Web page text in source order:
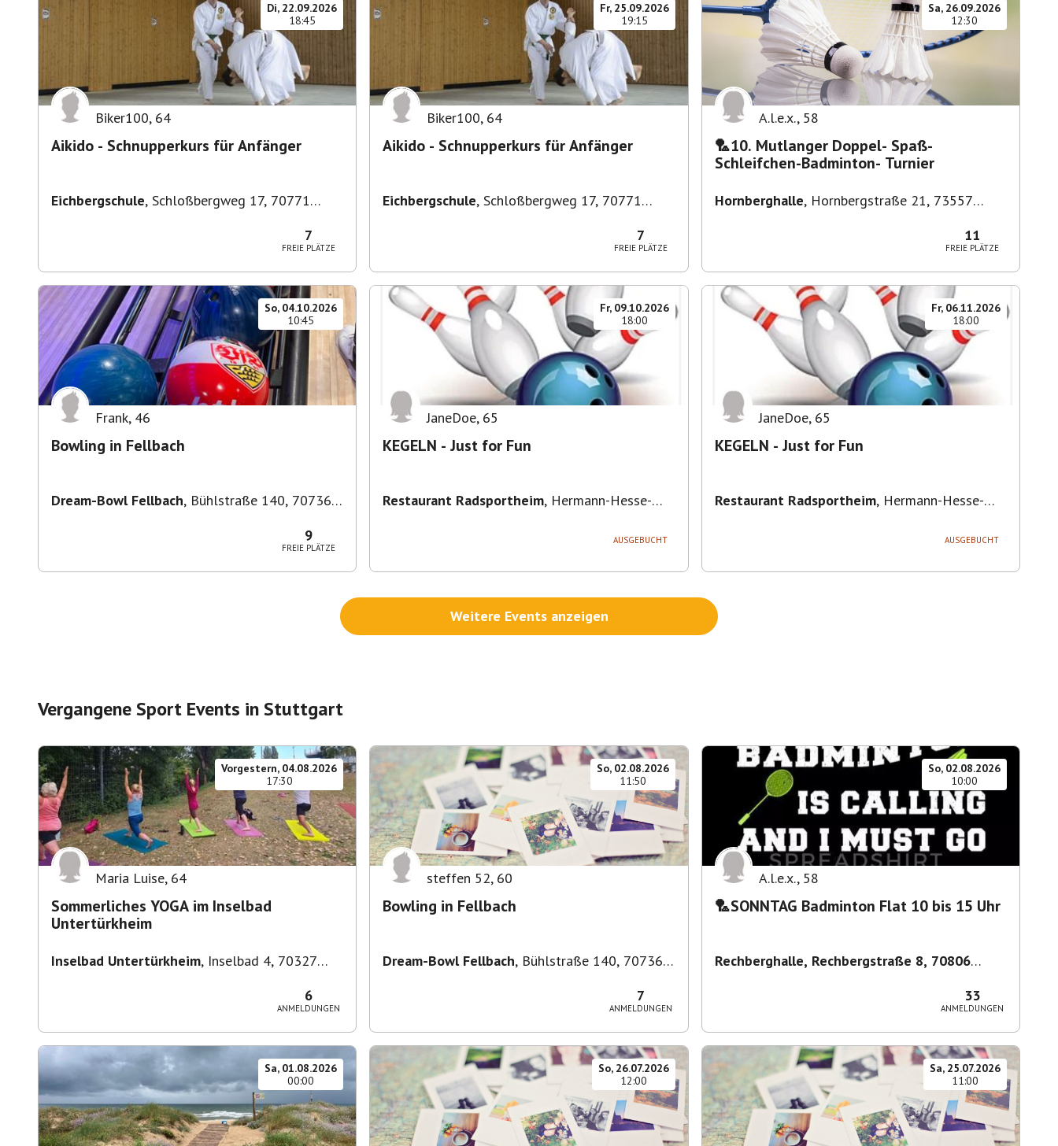
Di, 22.09.2026
18:45
Biker100, 64
Aikido - Schnupperkurs für Anfänger
Eichbergschule, Schloßbergweg 17, 70771
7
FREIE PLÄTZE
Fr, 25.09.2026
19:15
Biker100, 64
Aikido - Schnupperkurs für Anfänger
Eichbergschule,Schloßbergweg 17, 70771
7
FREIE PLÄTZE
Sa, 26.09.2026
12:30
A.l.e.x., 58
🏸10. Mutlanger Doppel- Spaß-
Schleifchen-Badminton- Turnier
Hornberghalle, Hornbergstraße 21, 73557
11
FREIE PLÄTZE
So, 04.10.2026
10:45
Frank, 46
Bowling in Fellbach
Dream-Bowl Fellbach, Bühlstraße 140, 70736
9
FREIE PLÄTZE
Fr, 09.10.2026
18:00
JaneDoe, 65
KEGELN - Just for Fun
Restaurant Radsportheim, Hermann-Hesse-
AUSGEBUCHT
Fr, 06.11.2026
18:00
JaneDoe, 65
KEGELN - Just for Fun
Restaurant Radsportheim, Hermann-Hesse-
AUSGEBUCHT
Weitere Events anzeigen
VergangeneSport Events in Stuttgart
Vorgestern, 04.08.2026
17:30
Maria Luise, 64
Sommerliches YOGA im Inselbad
Untertürkheim
Inselbad Untertürkheim, Inselbad 4, 70327
6
ANMELDUNGEN
So, 02.08.2026
11:50
steffen 52, 60
Bowling in Fellbach
Dream-Bowl Fellbach, Bühlstraße 140, 70736
7
ANMELDUNGEN
So, 02.08.2026
10:00
A.l.e.x., 58
🏸SONNTAG Badminton Flat 10 bis 15 Uhr
Rechberghalle, Rechbergstraße 8, 70806
33
ANMELDUNGEN
Sa, 01.08.2026
00:00
So, 26.07.2026
12:00
Sa, 25.07.2026
11:00